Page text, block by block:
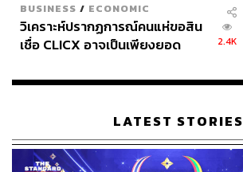
BUSINESS / ECONOMIC
วิเคราะห์ปรากฏการณ์คนแห่ขอสิน
เชื่อ CLICX อาจเป็นเพียงยอด
เรือนไทยที่ถูกซุกไว้
2.4K
LATEST STORIES